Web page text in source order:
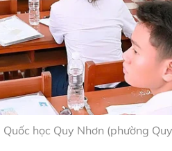
học Quy Nhơn (phường